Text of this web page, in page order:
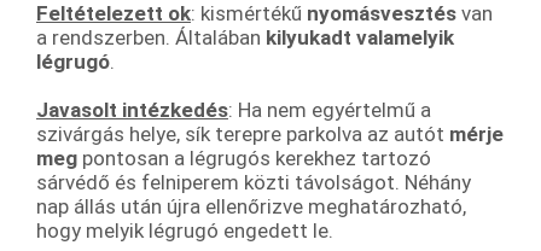
Feltételezett ok: kismértékű nyomásvesztés van
a rendszerben. Általában kilyukadt valamelyik
légrugó.
Javasolt intézkedés: Ha nem egyértelmű a
szivárgás helye, sík terepre parkolva az autót mérje
meg pontosan a légrugós kerekhez tartozó
sárvédő és felniperem közti távolságot. Néhány
nap állás után újra ellenőrizve meghatározható,
hogy melyik légrugó engedett le.